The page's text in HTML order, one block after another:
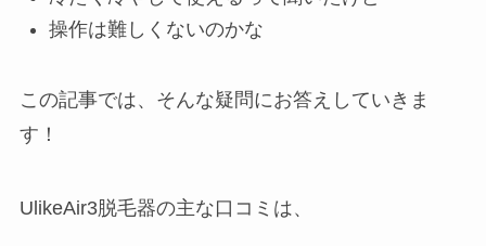
操作は難しくないのかな
この記事では、そんな疑問にお答えしていきま
す！
UlikeAir3脱毛器の主な口コミは、